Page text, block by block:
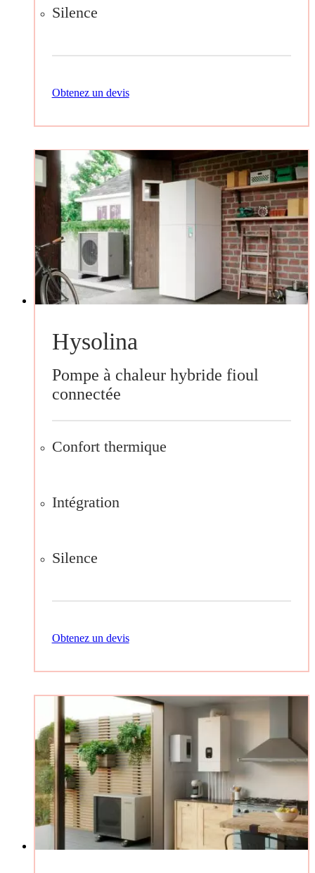
Silence
Obtenez un devis
Hysolina
Pompe à chaleur hybride fioul
connectée
Confort thermique
Intégration
Silence
Obtenez un devis